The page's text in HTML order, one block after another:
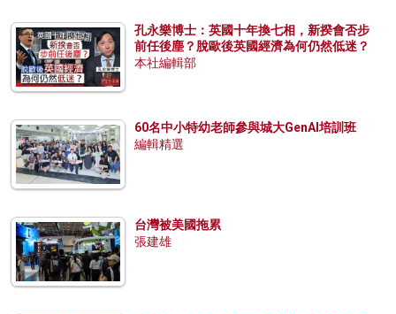
孔永樂博士：英國十年換七相，新揆會否步
前任後塵？脫歐後英國經濟為何仍然低迷？
本社編輯部
60名中小特幼老師參與城大GenAI培訓班
編輯精選
台灣被美國拖累
張建雄